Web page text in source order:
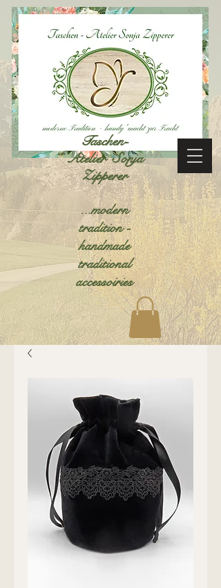
Taschen-
Atelier Sonja
Zipperer
...modern
tradition -
handmade
traditional
accessoiries